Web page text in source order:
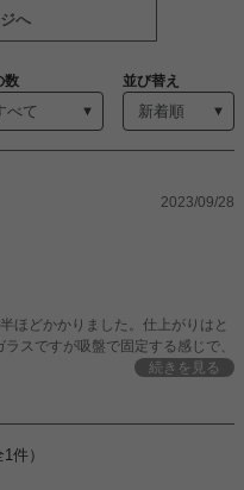
へ
数 並び替え
2023/09/28
ほどかかりました。仕上がりはと
スですが吸盤で固定する感じで、
続きを見る
件）